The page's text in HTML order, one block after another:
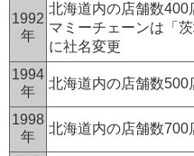
1992
年
北海道内の店舗数400
マミーチェーンは「
に社名変更
1994
年
北海道内の店舗数500
1998
年
北海道内の店舗数700